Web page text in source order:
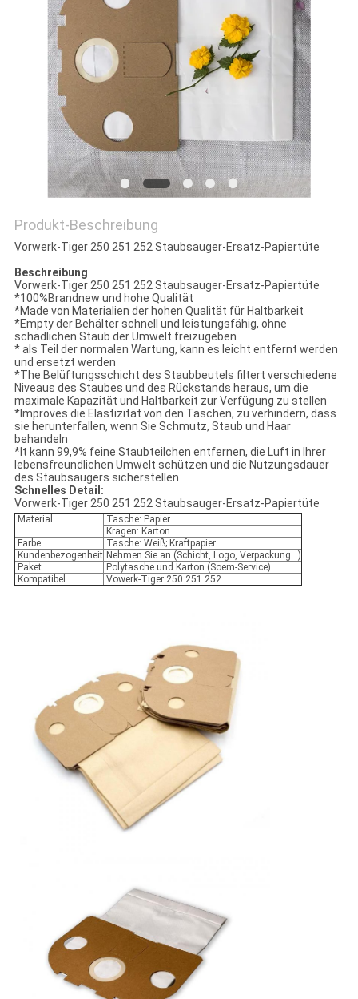
SITEMAP
PRIVACY
POLICY
Produkt-Beschreibung
Vorwerk-Tiger 250 251 252 Staubsauger-Ersatz-Papiertüte
Beschreibung
Vorwerk-Tiger 250 251 252 Staubsauger-Ersatz-Papiertüte
*100%Brandnew und hohe Qualität
*Made von Materialien der hohen Qualität für Haltbarkeit
*Empty der Behälter schnell und leistungsfähig, ohne
schädlichen Staub der Umwelt freizugeben
* als Teil der normalen Wartung, kann es leicht entfernt werden
und ersetzt werden
*The Belüftungsschicht des Staubbeutels filtert verschiedene
Niveaus des Staubes und des Rückstands heraus, um die
maximale Kapazität und Haltbarkeit zur Verfügung zu stellen
*Improves die Elastizität von den Taschen, zu verhindern, dass
sie herunterfallen, wenn Sie Schmutz, Staub und Haar
behandeln
*It kann 99,9% feine Staubteilchen entfernen, die Luft in Ihrer
lebensfreundlichen Umwelt schützen und die Nutzungsdauer
des Staubsaugers sicherstellen
Schnelles Detail:
Vorwerk-Tiger 250 251 252 Staubsauger-Ersatz-Papiertüte
Material
Tasche: Papier
Kragen: Karton
Farbe
Tasche: Weiß; Kraftpapier
Kundenbezogenheit Nehmen Sie an (Schicht, Logo, Verpackung…)
Paket
Polytasche und Karton (Soem-Service)
Kompatibel
Vowerk-Tiger 250 251 252